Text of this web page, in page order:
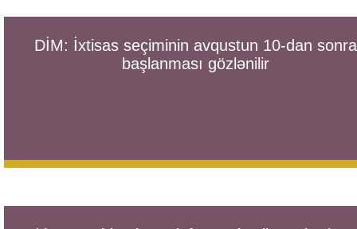
DİM: İxtisas seçiminin avqustun 10-dan sonra
başlanması gözlənilir